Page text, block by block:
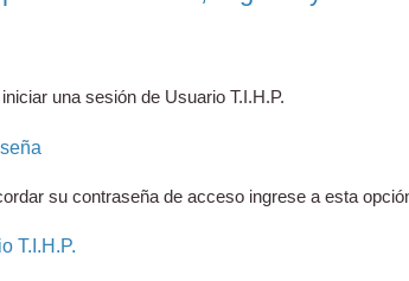
una sesión de Usuario T.I.H.P.
su contraseña de acceso ingrese a esta
T.I.H.P.